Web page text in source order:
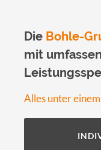
Die Bohle-
mit
Alles unter